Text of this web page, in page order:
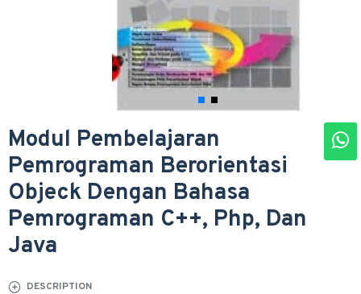
Modul Pembelajaran
Pemrograman Berorientasi
Objeck Dengan Bahasa
Pemrograman C++, Php, Dan
Java
DESCRIPTION